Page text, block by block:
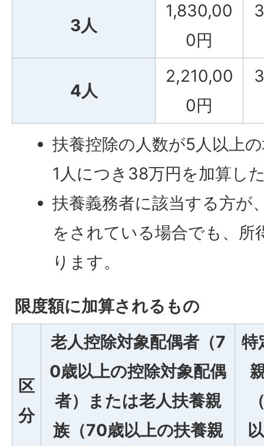
3人
1,830,00
0円
4人
2,210,00
0円
扶養控除の人数が5人以上
1人につき38万円を加算し
扶養義務者に該当する方が
をされている場合でも、所
ります。
限度額に加算されるもの
区
分
老人控除対象配偶者（7
0歳以上の控除対象配偶
者）または老人扶養親
族（70歳以上の扶養親
特